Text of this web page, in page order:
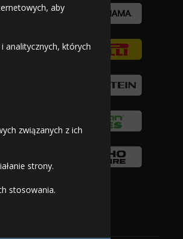
aby
analitycznych, których
związanych z ich
strony.
stosowania.